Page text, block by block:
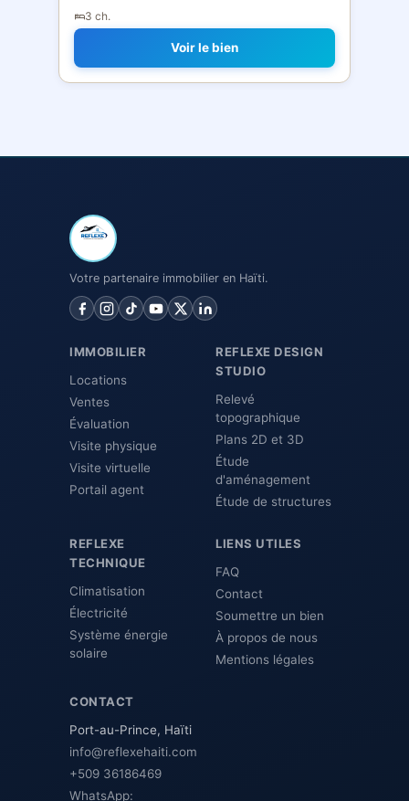
3 ch.
Voir le bien
Votre partenaire immobilier en Haïti.
IMMOBILIER
Locations
Ventes
Évaluation
Visite physique
Visite virtuelle
Portail agent
REFLEXE DESIGN
STUDIO
Relevé
topographique
Plans 2D et 3D
Étude
d'aménagement
Étude de structures
REFLEXE
TECHNIQUE
Climatisation
Électricité
Système énergie
solaire
LIENS UTILES
FAQ
Contact
Soumettre un bien
À propos de nous
Mentions légales
CONTACT
Port-au-Prince, Haïti
info@reflexehaiti.com
+509 36186469
WhatsApp: